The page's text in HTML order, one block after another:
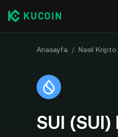
Anasayfa / Nasıl Kripto
SUI (SUI)